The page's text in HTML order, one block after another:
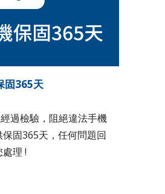
固365天
過檢驗，阻絕違法手機
保固365天 ，任何問題回
理 !